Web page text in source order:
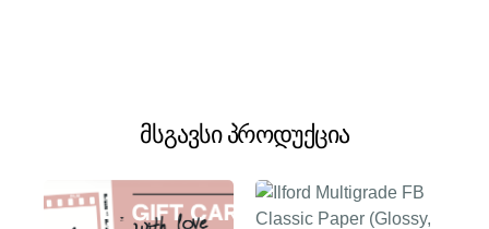
მსგავსი პროდუქცია